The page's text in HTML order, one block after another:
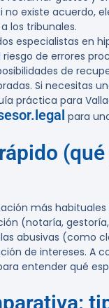
existe acuerdo,
los tribunales.
especialistas en
de errores
de
Si necesitas
práctica para
para
más
(notaría,
abusivas (como
de intereses. A
entender qué